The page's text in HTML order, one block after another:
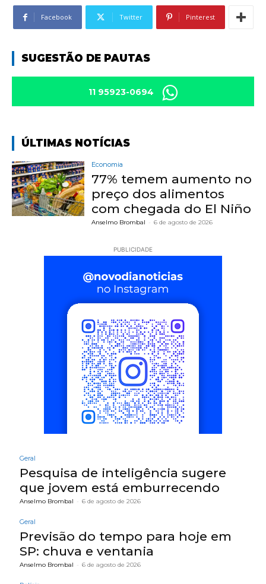
Facebook Twitter Pinterest
SUGESTÃO DE PAUTAS
11 95923-0694
ÚLTIMAS NOTÍCIAS
Economia
77% temem aumento no
preço dos alimentos
com chegada do El Niño
Anselmo Brombal - 6 de agosto de 2026
PUBLICIDADE
Geral
Pesquisa de inteligência sugere
que jovem está emburrecendo
Anselmo Brombal - 6 de agosto de 2026
Geral
Previsão do tempo para hoje em
SP: chuva e ventania
Anselmo Brombal - 6 de agosto de 2026